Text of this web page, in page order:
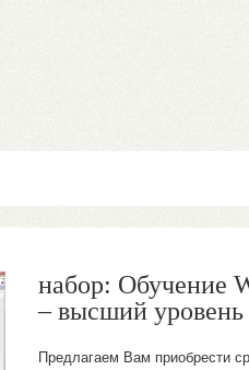
набор: Обучение
– высший
Предлагаем Вам приобрести
курс:
(GrailMeter2).
На курсе "Граалеметр 2: